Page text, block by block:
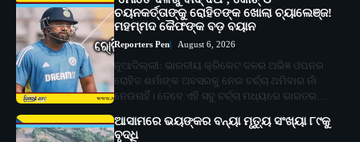
ଚୟନକର୍ତ୍ତାଙ୍କୁ ରୋହିତଙ୍କ ଖୋଲା ଚ୍ୟାଲେଞ୍ଜ!
ମହମ୍ମଦ କୈଫଙ୍କ ବଡ଼ ବୟାନ
Reporters Pen August 6, 2026
ନୂଆଦିଲ୍ଲୀ: ଭାରତୀୟ କ୍ରିକେଟ ଦଳର ଅଭିଜ୍ଞ ଓପନର
ରୋହିତ ଶର୍ମାଙ୍କ ଅବସରକୁ ନେଇ ଚର୍ଚ୍ଚା ଥମିବାର ନାଁ
ନେଉନାହିଁ। ତେବେ ଏହି ସବୁ ଚର୍ଚ୍ଚା ମଧ୍ୟରେ ଭାରତର…
ଆସାମରେ ଭୟଙ୍କର ବନ୍ୟା ମୃତ୍ୟୁ ସଂଖ୍ୟା ୮୯କୁ
ବୃଦ୍ଧି